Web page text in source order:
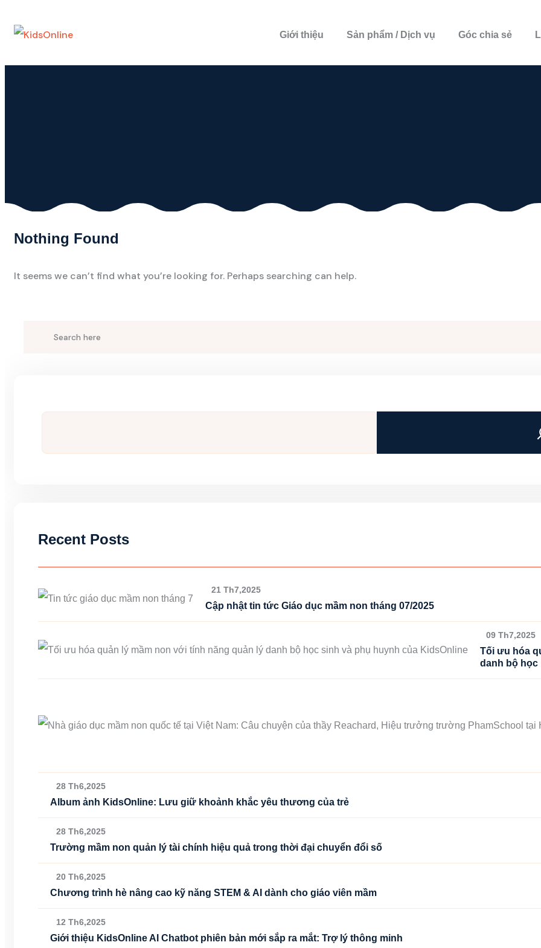
to
Giới thiệu Sản phẩm / Dịch vụ Góc chia sẻ
Nothing Found
It seems we can’t find what you’re looking for. Perhaps searching can help.
Tìm
Recent Posts
21 Th7,2025
Cập nhật tin tức Giáo dục mầm non tháng 07/2025
09 Th7,2025
Tối ưu hóa
danh bộ học
28 Th6,2025
Album ảnh KidsOnline: Lưu giữ khoảnh khắc yêu thương của trẻ
28 Th6,2025
Trường mầm non quản lý tài chính hiệu quả trong thời đại chuyển đổi số
20 Th6,2025
Chương trình hè nâng cao kỹ năng STEM & AI dành cho giáo viên mầm
12 Th6,2025
Giới thiệu KidsOnline AI Chatbot phiên bản mới sắp ra mắt: Trợ lý thông minh